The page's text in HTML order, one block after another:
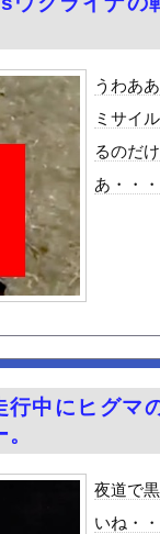
しギネス記録を達成
フル勃起してしまう事案
乱交した話
でなんと全巻100
地元民「公式発表より
及「なぜ負けたのか」
ぶり史上最大級の火山
に物を投げるフリをす
ないダンスを披露してし
一枚の画像に凝縮されて
エリア利用有料化すれ
る…これよく轢かずに止
8合目付近で意識失う
メン欲」の原因は？ 脳の
うわあ
ミサイ
るのだ
あ・・
行中にヒグマ
夜道で
いね・